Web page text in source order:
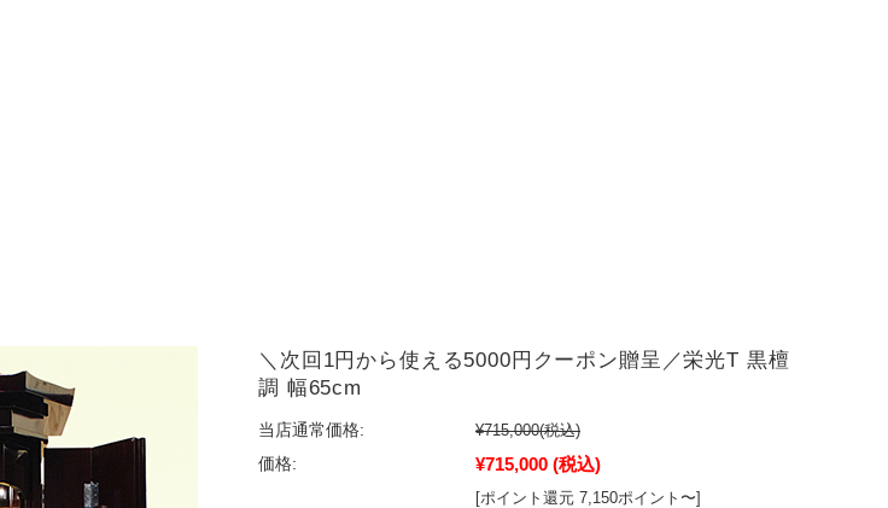
＼次回1円から使える5000円クーポン贈呈／栄光T 黒檀
調 幅65cm
当店通常価格: ¥715,000(税込)
価格:
¥715,000 (税込)
[ポイント還元 7,150ポイント〜]